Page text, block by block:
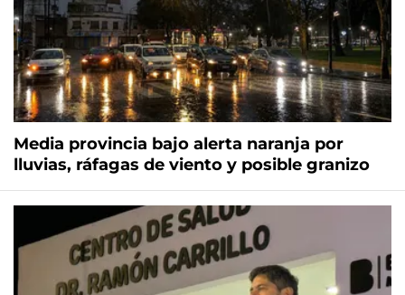
Media provincia bajo alerta naranja por
lluvias, ráfagas de viento y posible granizo